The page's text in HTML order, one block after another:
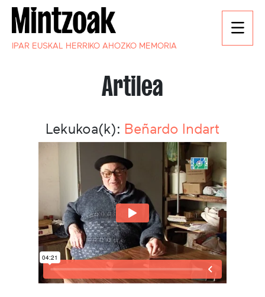
IPAR EUSKAL HERRIKO AHOZKO MEMORIA
Artilea
Lekukoa(k): Beñardo Indart